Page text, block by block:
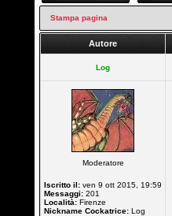
Stampa pagina
Autore
Log
Moderatore
Iscritto il: ven 9 ott 2015, 19:59
Messaggi: 201
Località: Firenze
Nickname Cockatrice: Log